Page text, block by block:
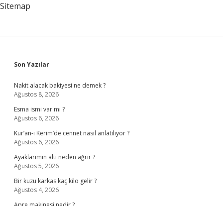
Sitemap
Sidebar
Son Yazılar
Nakit alacak bakiyesi ne demek ?
Ağustos 8, 2026
Esma ismi var mı ?
Ağustos 6, 2026
Kur’an-ı Kerim’de cennet nasıl anlatılıyor ?
Ağustos 6, 2026
Ayaklarımın altı neden ağrır ?
Ağustos 5, 2026
Bir kuzu karkas kaç kilo gelir ?
Ağustos 4, 2026